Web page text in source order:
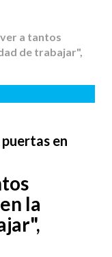
a tantos
de trabajar",
en
la